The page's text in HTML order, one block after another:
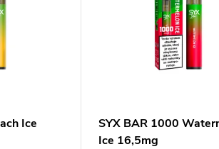
Ice
SYX BAR 1000
Ice 16,5mg